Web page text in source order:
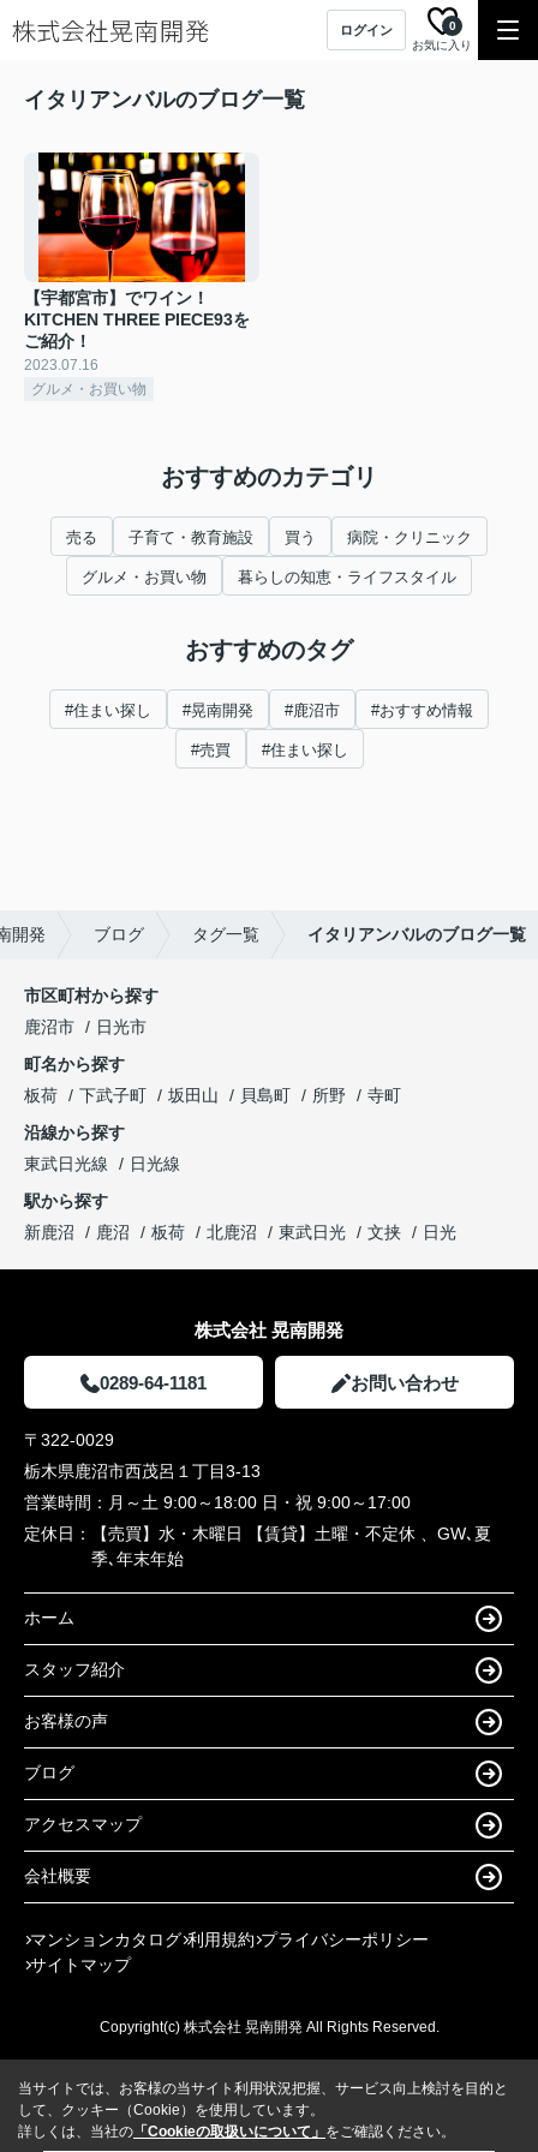
ログイン
お気に入り
0
イタリアンバルのブログ一覧
【宇都宮市】でワイン！
KITCHEN THREE PIECE93を
ご紹介！
2023.07.16
グルメ・お買い物
おすすめのカテゴリ
売る 子育て・教育施設 買う 病院・クリニック
グルメ・お買い物 暮らしの知恵・ライフスタイル
おすすめのタグ
#住まい探し #晃南開発 #鹿沼市 #おすすめ情報
#売買 #住まい探し
開発 ブログ タグ一覧 イタリアンバルのブログ一覧
市区町村から探す
鹿沼市
日光市
町名から探す
板荷
下武子町 坂田山 貝島町 所野
寺町
沿線から探す
東武日光線
日光線
駅から探す
新鹿沼
鹿沼 板荷 北鹿沼 東武日光 文挟 日光
株式会社 晃南開発
0289-64-1181 お問い合わせ
〒322-0029
栃木県鹿沼市西茂呂１丁目3-13
営業時間： 月～土 9:00～18:00 日・祝 9:00～17:00
定休日：
【売買】水・木曜日 【賃貸】土曜・不定休 、GW､夏
季､年末年始
ホーム
スタッフ紹介
お客様の声
ブログ
アクセスマップ
会社概要
マンションカタログ 利用規約 プライバシーポリシー
サイトマップ
Copyright(c) 株式会社 晃南開発 All Rights Reserved.
当サイトでは、お客様の当サイト利用状況把握、サービス向上検討を目的と
して、クッキー（Cookie）を使用しています。
詳しくは、当社の 「Cookieの取扱いについて」 をご確認ください。